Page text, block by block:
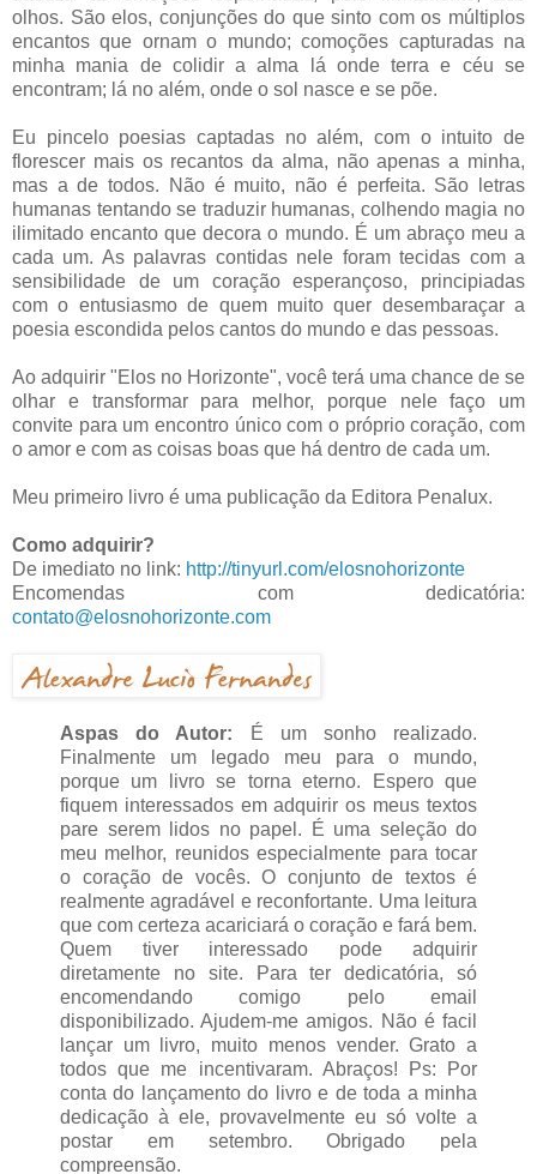
olhos. São elos, conjunções do que sinto com os múltiplos
encantos que ornam o mundo; comoções capturadas na
minha mania de colidir a alma lá onde terra e céu se
encontram; lá no além, onde o sol nasce e se põe.
Eu pincelo poesias captadas no além, com o intuito de
florescer mais os recantos da alma, não apenas a minha,
mas a de todos. Não é muito, não é perfeita. São letras
humanas tentando se traduzir humanas, colhendo magia no
ilimitado encanto que decora o mundo. É um abraço meu a
cada um. As palavras contidas nele foram tecidas com a
sensibilidade de um coração esperançoso, principiadas
com o entusiasmo de quem muito quer desembaraçar a
poesia escondida pelos cantos do mundo e das pessoas.
Ao adquirir "Elos no Horizonte", você terá uma chance de se
olhar e transformar para melhor, porque nele faço um
convite para um encontro único com o próprio coração, com
o amor e com as coisas boas que há dentro de cada um.
Meu primeiro livro é uma publicação da Editora Penalux.
Como adquirir?
De imediato no link: http://tinyurl.com/elosnohorizonte
Encomendas com dedicatória:
contato@elosnohorizonte.com
Aspas do Autor: É um sonho realizado.
Finalmente um legado meu para o mundo,
porque um livro se torna eterno. Espero que
fiquem interessados em adquirir os meus textos
pare serem lidos no papel. É uma seleção do
meu melhor, reunidos especialmente para tocar
o coração de vocês. O conjunto de textos é
realmente agradável e reconfortante. Uma leitura
que com certeza acariciará o coração e fará bem.
Quem tiver interessado pode adquirir
diretamente no site. Para ter dedicatória, só
encomendando comigo pelo email
disponibilizado. Ajudem-me amigos. Não é facil
lançar um livro, muito menos vender. Grato a
todos que me incentivaram. Abraços! Ps: Por
conta do lançamento do livro e de toda a minha
dedicação à ele, provavelmente eu só volte a
postar em setembro. Obrigado pela
compreensão.